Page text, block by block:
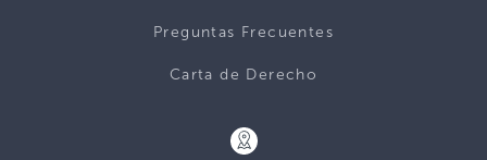
Preguntas Frecuentes
Carta de Derecho